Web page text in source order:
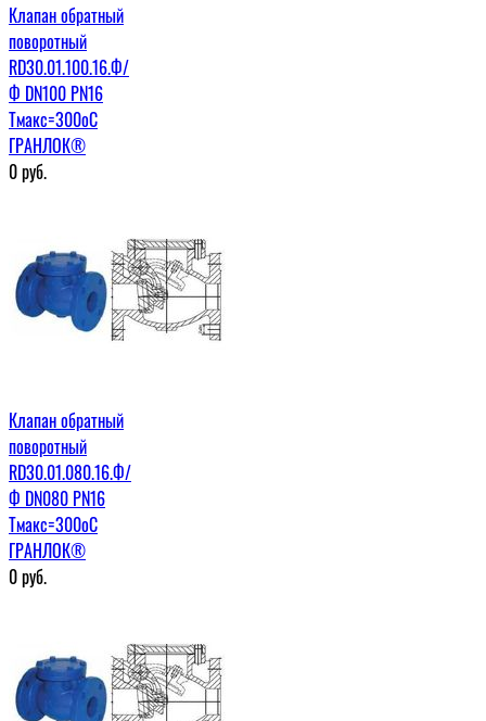
Клапан обратный
поворотный
RD30.01.100.16.Ф/
Ф DN100 PN16
Tмакс=300оС
ГРАНЛОК®
0руб.
Клапан обратный
поворотный
RD30.01.080.16.Ф/
Ф DN080 PN16
Tмакс=300оС
ГРАНЛОК®
0руб.